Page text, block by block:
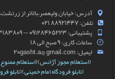
آدرس: خیابان ولیعصر،بالاتر از
تلفن: 88921447 021
پشتیبانی: 09128465223 — 09123183809
ساعات کاری: 9 صبح الی 18
ایمیل: 20gasht.a@ gmail.com
(استعلام مجوز آژانس)(استعلام
(تابلو فرودگاه امام خمینی)(تابلو